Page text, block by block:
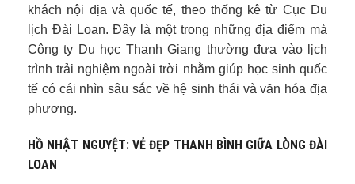
khách nội địa và quốc tế, theo thống kê từ Cục Du
lịch Đài Loan. Đây là một trong những địa điểm mà
Công ty Du học Thanh Giang thường đưa vào lịch
trình trải nghiệm ngoài trời nhằm giúp học sinh quốc
tế có cái nhìn sâu sắc về hệ sinh thái và văn hóa địa
phương.
HỒ NHẬT NGUYỆT: VẺ ĐẸP THANH BÌNH GIỮA LÒNG ĐÀI
LOAN